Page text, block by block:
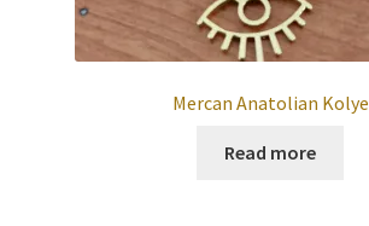
Mercan Anatolian Kolye
Read more